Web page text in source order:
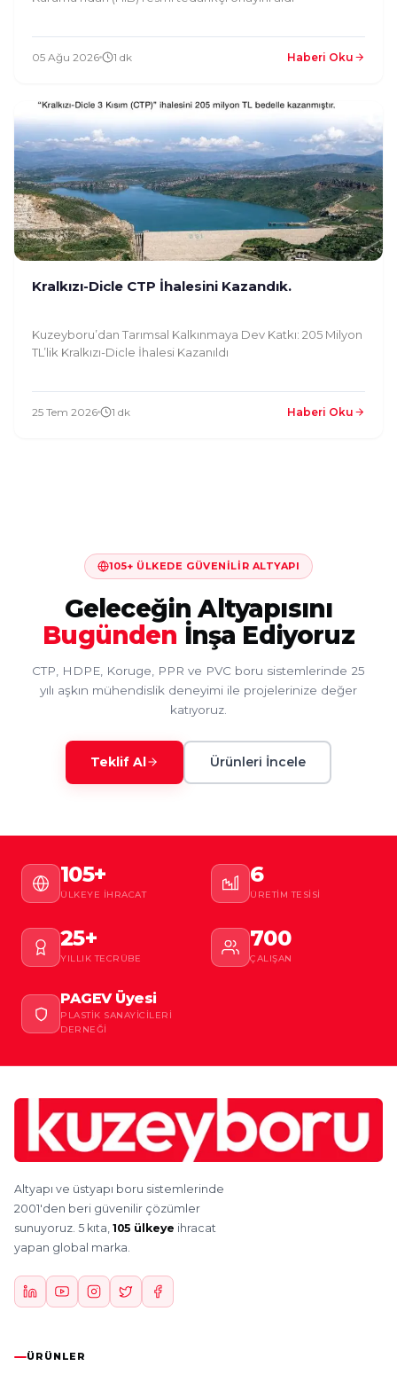
05 Ağu 2026 1 dk Haberi Oku
Kralkızı-Dicle CTP İhalesini Kazandık.
Kuzeyboru’dan Tarımsal Kalkınmaya Dev Katkı: 205 Milyon
TL’lik Kralkızı-Dicle İhalesi Kazanıldı
25 Tem 2026 1 dk Haberi Oku
105+ ÜLKEDE GÜVENILIR ALTYAPI
Geleceğin Altyapısını
Bugünden İnşa Ediyoruz
CTP, HDPE, Koruge, PPR ve PVC boru sistemlerinde 25
yılı aşkın mühendislik deneyimi ile projelerinize değer
katıyoruz.
Teklif Al Ürünleri İncele
105+
ÜLKEYE İHRACAT
6
ÜRETIM TESISI
25+
YILLIK TECRÜBE
700
ÇALIŞAN
PAGEV Üyesi
PLASTIK SANAYICILERI
DERNEĞI
Altyapı ve üstyapı boru sistemlerinde
2001'den beri güvenilir çözümler
sunuyoruz. 5 kıta, 105 ülkeye ihracat
yapan global marka.
ÜRÜNLER